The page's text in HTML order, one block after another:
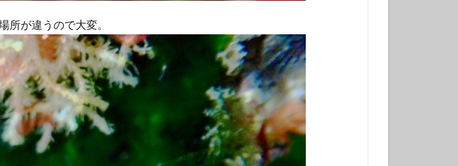
所が違うので大変。
に1度 幻の池 幼児 強風体験
探究
朝ハンマー 早朝ハンマーDIV 昆虫
ー 星空観測 星空観賞 春の星座
木星
の切通し 波浮港
流星群
満天の星 満天の星空
溶岩アーチ
砂の浜 砂漠景色
神社巡り
親子